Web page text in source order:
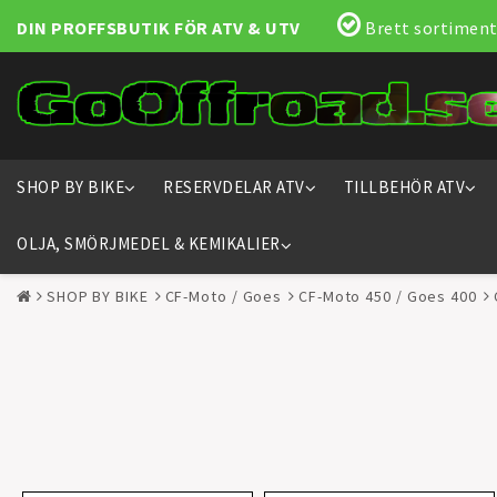
DIN PROFFSBUTIK FÖR ATV & UTV Brett
SHOP BY BIKE RESERVDELAR ATV TILLBEHÖR ATV
OLJA, SMÖRJMEDEL & KEMIKALIER
SHOP BY BIKE CF-Moto / Goes CF-Moto 450 / Goes 400